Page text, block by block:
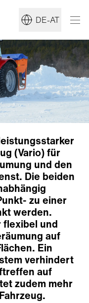
DE-AT
(Vario) für
und den
Die beiden
zu einer
werden.
flexibel und
auf
Ein
verhindert
auf
zudem mehr